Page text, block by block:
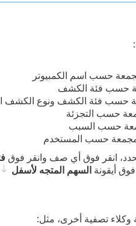
حسب اسم الكمبيوتر
حسب فئة الكشف
حسب فئة الكشف ونوع الكشف
حسب التجزئة
حسب السبب
حسب المستخدم
انقر فوق أي صف وانقر فوق
أيقونة السهم المتجه لأسفل
تصفية أخرى، مثل: